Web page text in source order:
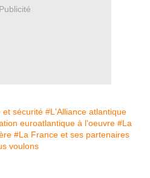
Publicité
et sécurité #L'Alliance atlantique
euroatlantique à l'oeuvre #La
#La France et ses partenaires
voulons